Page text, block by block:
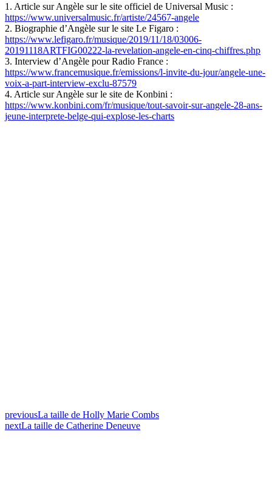
1. Article sur Angèle sur le site officiel de Universal Music :
https://www.universalmusic.fr/artiste/24567-angele
2. Biographie d’Angèle sur le site Le Figaro :
https://www.lefigaro.fr/musique/2019/11/18/03006-
20191118ARTFIG00222-la-revelation-angele-en-cinq-chiffres.php
3. Interview d’Angèle pour Radio France :
https://www.francemusique.fr/emissions/l-invite-du-jour/angele-une-
voix-a-part-interview-exclu-87579
4. Article sur Angèle sur le site de Konbini :
https://www.konbini.com/fr/musique/tout-savoir-sur-angele-28-ans-
jeune-interprete-belge-qui-explose-les-charts
previousLa taille de Holly Marie Combs
nextLa taille de Catherine Deneuve